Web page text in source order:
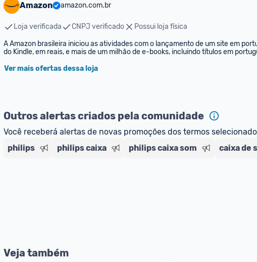
Amazon amazon.com.br
Loja verificada CNPJ verificado
Possui loja física
A Amazon brasileira iniciou as atividades com o lançamento de um site em
do Kindle, em reais, e mais de um milhão de e-books, incluindo títulos em
Ver mais ofertas dessa loja
Outros alertas criados pela comunidade
Você receberá alertas de novas promoções dos termos
philips
philips caixa philips caixa som caixa de
Veja também